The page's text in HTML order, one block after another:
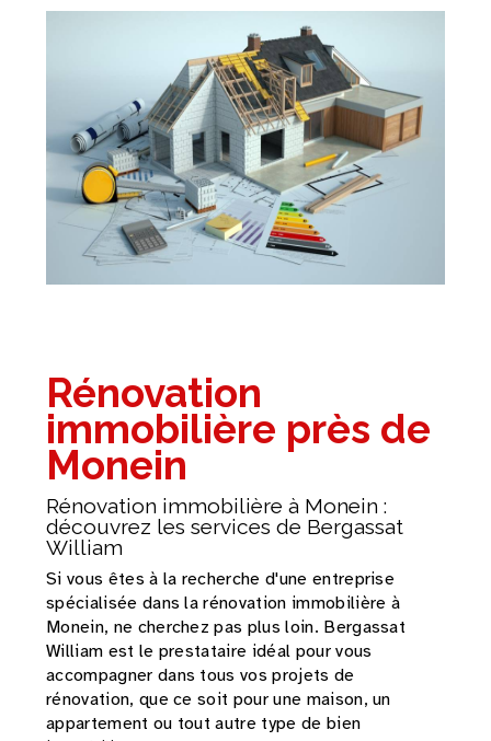
Rénovation
immobilière près de
Monein
Rénovation immobilière à Monein :
découvrez les services de Bergassat
William
Si vous êtes à la recherche d'une entreprise
spécialisée dans la rénovation immobilière à
Monein, ne cherchez pas plus loin. Bergassat
William est le prestataire idéal pour vous
accompagner dans tous vos projets de
rénovation, que ce soit pour une maison, un
appartement ou tout autre type de bien